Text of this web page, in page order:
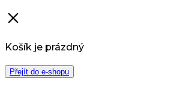
Košík je prázdný
Přejít do e-shopu